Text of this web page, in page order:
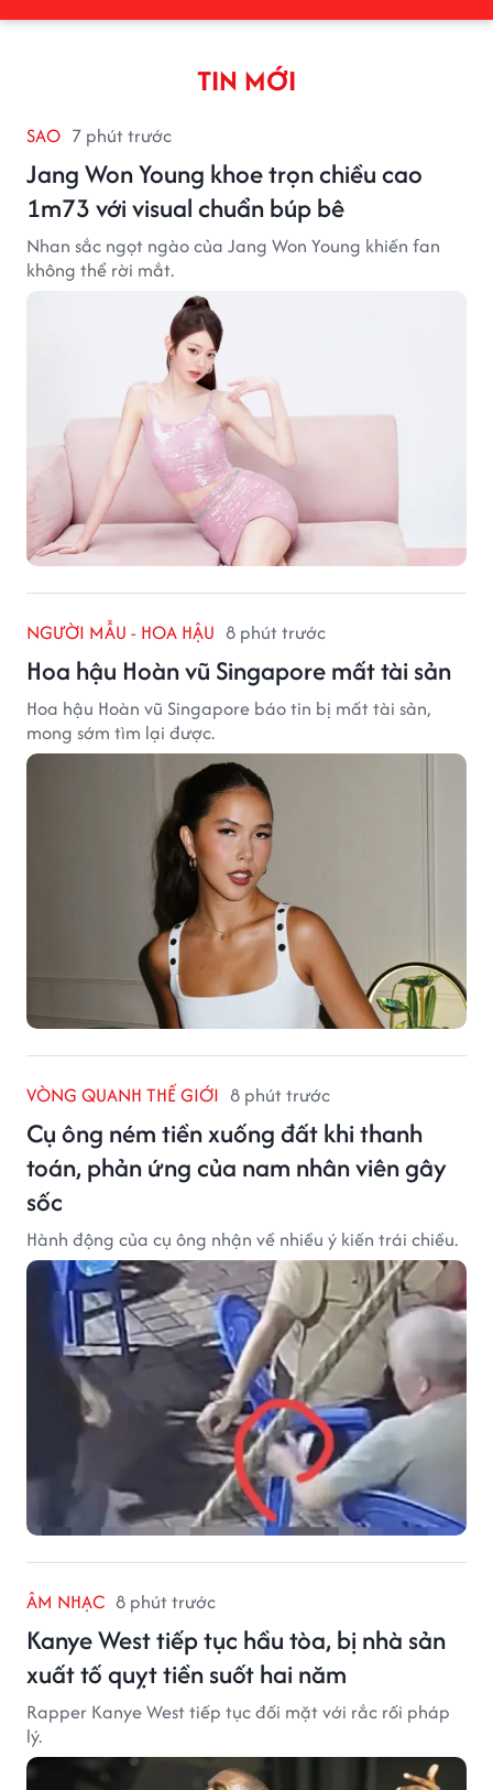
TIN MỚI
SAO 7 phút trước
Jang Won Young khoe trọn chiều cao
1m73 với visual chuẩn búp bê
Nhan sắc ngọt ngào của Jang Won Young khiến fan
không thể rời mắt.
NGƯỜI MẪU - HOA HẬU 8 phút trước
Hoa hậu Hoàn vũ Singapore mất tài sản
Hoa hậu Hoàn vũ Singapore báo tin bị mất tài sản,
mong sớm tìm lại được.
VÒNG QUANH THẾ GIỚI 8 phút trước
Cụ ông ném tiền xuống đất khi thanh
toán, phản ứng của nam nhân viên gây
sốc
Hành động của cụ ông nhận về nhiều ý kiến trái chiều.
ÂM NHẠC 8 phút trước
Kanye West tiếp tục hầu tòa, bị nhà sản
xuất tố quỵt tiền suốt hai năm
Rapper Kanye West tiếp tục đối mặt với rắc rối pháp
lý.